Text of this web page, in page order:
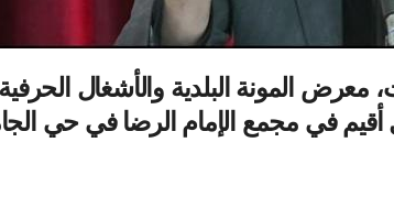
معرض المونة البلدية والأشغال
أقيم في مجمع الإمام الرضا في حي